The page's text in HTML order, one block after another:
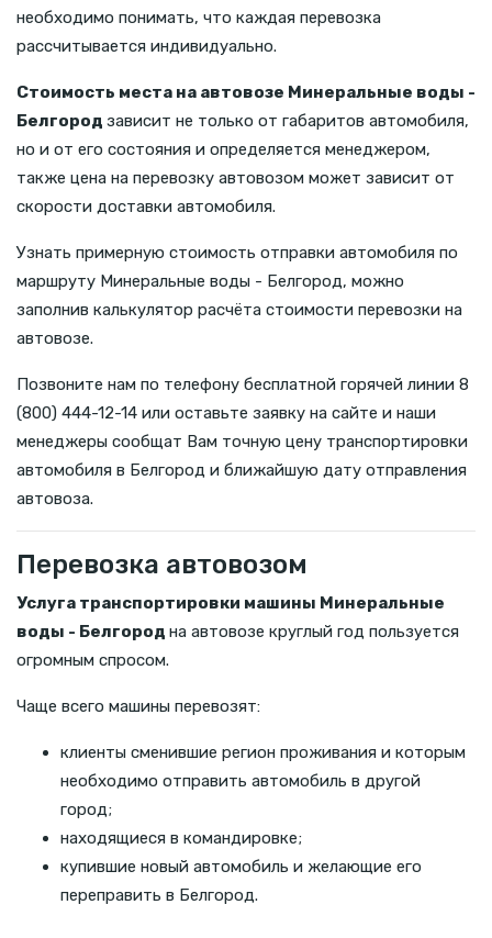
необходимо понимать, что каждая перевозка
рассчитывается индивидуально.
Стоимость места на автовозе Минеральные воды -
Белгород зависит не только от габаритов автомобиля,
но и от его состояния и определяется менеджером,
также цена на перевозку автовозом может зависит от
скорости доставки автомобиля.
Узнать примерную стоимость отправки автомобиля по
маршруту Минеральные воды - Белгород, можно
заполнив калькулятор расчёта стоимости перевозки на
автовозе.
Позвоните нам по телефону бесплатной горячей линии 8
(800) 444-12-14 или оставьте заявку на сайте и наши
менеджеры сообщат Вам точную цену транспортировки
автомобиля в Белгород и ближайшую дату отправления
автовоза.
Перевозка автовозом
Услуга транспортировки машины Минеральные
воды - Белгород на автовозе круглый год пользуется
огромным спросом.
Чаще всего машины перевозят:
клиенты сменившие регион проживания и которым
необходимо отправить автомобиль в другой
город;
находящиеся в командировке;
купившие новый автомобиль и желающие его
переправить в Белгород.